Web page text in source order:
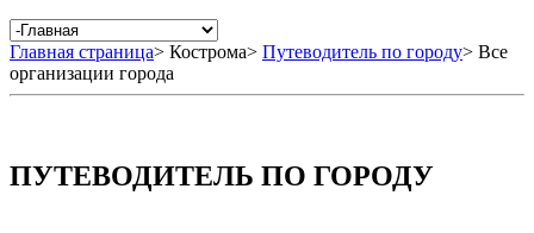
Главная страница> Кострома> Путеводитель по городу> Все
организации города
ПУТЕВОДИТЕЛЬ ПО ГОРОДУ